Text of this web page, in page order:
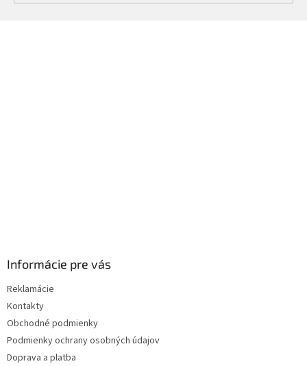
Informácie pre vás
Reklamácie
Kontakty
Obchodné podmienky
Podmienky ochrany osobných údajov
Doprava a platba